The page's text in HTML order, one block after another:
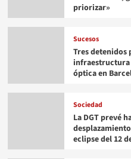
priorizar»
Sucesos
Tres detenidos
óptica en
Sociedad
La DGT prevé
eclipse del 12